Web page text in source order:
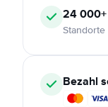
24 000+
Bezahl